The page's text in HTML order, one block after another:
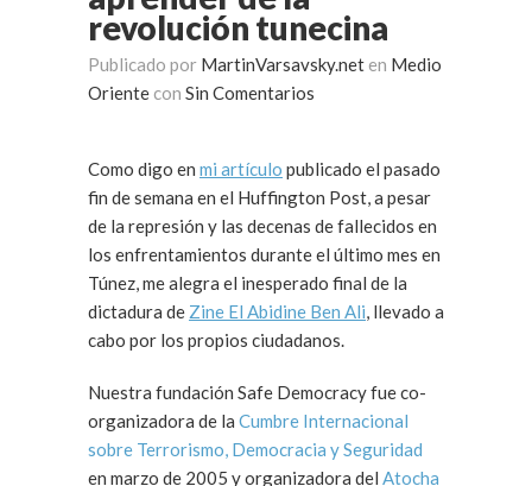
revolución tunecina
Publicado por MartinVarsavsky.net en Medio
Oriente con Sin Comentarios
Como digo en mi artículo publicado el pasado
fin de semana en el Huffington Post, a pesar
de la represión y las decenas de fallecidos en
los enfrentamientos durante el último mes en
Túnez, me alegra el inesperado final de la
dictadura de Zine El Abidine Ben Ali, llevado a
cabo por los propios ciudadanos.
Nuestra fundación Safe Democracy fue co-
organizadora de la Cumbre Internacional
sobre Terrorismo, Democracia y Seguridad
en marzo de 2005 y organizadora del Atocha